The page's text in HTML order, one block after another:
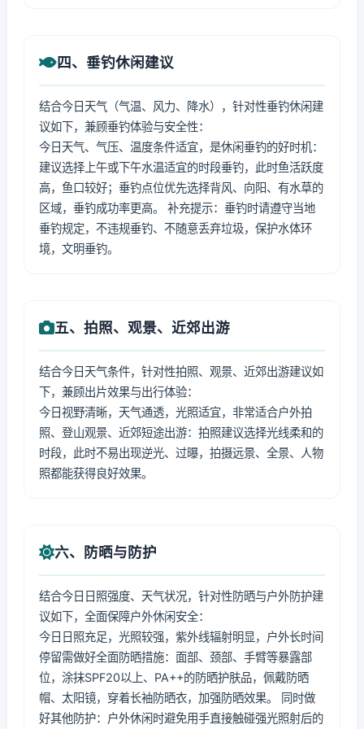
四、垂钓休闲建议
结合今日天气（气温、风力、降水），针对性垂钓休闲建
议如下，兼顾垂钓体验与安全性：
今日天气、气压、温度条件适宜，是休闲垂钓的好时机：
建议选择上午或下午水温适宜的时段垂钓，此时鱼活跃度
高，鱼口较好；垂钓点位优先选择背风、向阳、有水草的
区域，垂钓成功率更高。 补充提示：垂钓时请遵守当地
垂钓规定，不违规垂钓、不随意丢弃垃圾，保护水体环
境，文明垂钓。
五、拍照、观景、近郊出游
结合今日天气条件，针对性拍照、观景、近郊出游建议如
下，兼顾出片效果与出行体验：
今日视野清晰，天气通透，光照适宜，非常适合户外拍
照、登山观景、近郊短途出游：拍照建议选择光线柔和的
时段，此时不易出现逆光、过曝，拍摄远景、全景、人物
照都能获得良好效果。
六、防晒与防护
结合今日日照强度、天气状况，针对性防晒与户外防护建
议如下，全面保障户外休闲安全：
今日日照充足，光照较强，紫外线辐射明显，户外长时间
停留需做好全面防晒措施：面部、颈部、手臂等暴露部
位，涂抹SPF20以上、PA++的防晒护肤品，佩戴防晒
帽、太阳镜，穿着长袖防晒衣，加强防晒效果。 同时做
好其他防护：户外休闲时避免用手直接触碰强光照射后的